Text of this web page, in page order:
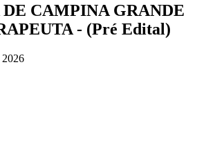
CAMPINA GRANDE
- (Pré Edital)
2026